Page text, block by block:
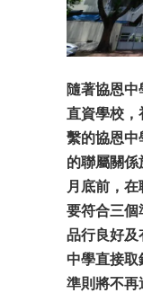
隨著協恩中
直資學校，
繫的協恩中
的聯屬關係
月底前，
要符合三個
品行良好及
中學直接取
準則將不再